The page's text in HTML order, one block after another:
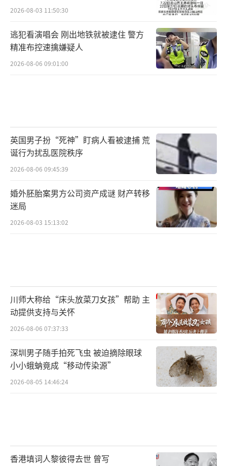
2026-08-03 11:50:30
逃犯看演唱会 刚出地铁就被逮住 警方
精准布控速擒嫌疑人
2026-08-06 09:01:00
英国男子扮“死神”盯病人看被逮捕 荒
诞行为扰乱医院秩序
2026-08-06 09:45:39
婚外胚胎案男方公司资产成谜 财产转移
迷局
2026-08-03 15:13:02
川师大称给“床头放菜刀女孩”帮助 主
动提供支持与关怀
2026-08-06 07:37:33
深圳男子随手拍死飞虫 被迫摘除眼球
小小蛾蚋竟成“移动传染源”
2026-08-05 14:46:24
香港填词人黎彼得去世 曾写